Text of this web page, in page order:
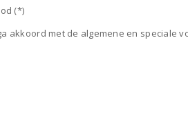
(*)
akkoord met de algemene en speciale